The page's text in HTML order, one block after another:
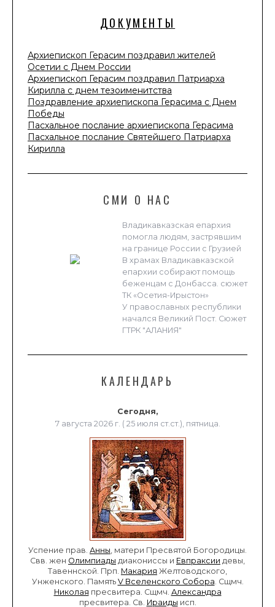
ДОКУМЕНТЫ
Архиепископ Герасим поздравил жителей
Осетии с Днем России
Архиепископ Герасим поздравил Патриарха
Кирилла с днем тезоименитства
Поздравление архиепископа Герасима с Днем
Победы
Пасхальное послание архиепископа Герасима
Пасхальное послание Святейшего Патриарха
Кирилла
СМИ О НАС
Владикавказская епархия
помогла людям, застрявшим
на границе России с Грузией
В храмах Владикавказской
епархии собирают помощь
беженцам с Донбасса. сюжет
ТК «Осетия-Ирыстон»
У православных республики
начался Великий Пост. Сюжет
ГТРК "АЛАНИЯ"
КАЛЕНДАРЬ
Сегодня,
7 августа 2026 г. ( 25 июля ст.ст.), пятница.
Успение прав. Анны, матери Пресвятой Богородицы.
Свв. жен Олимпиады диакониссы и Евпраксии девы,
Тавеннской. Прп. Макария Желтоводского,
Унженского. Память V Вселенского Собора. Сщмч.
Николая пресвитера. Сщмч. Александра
пресвитера. Св. Ираиды исп.